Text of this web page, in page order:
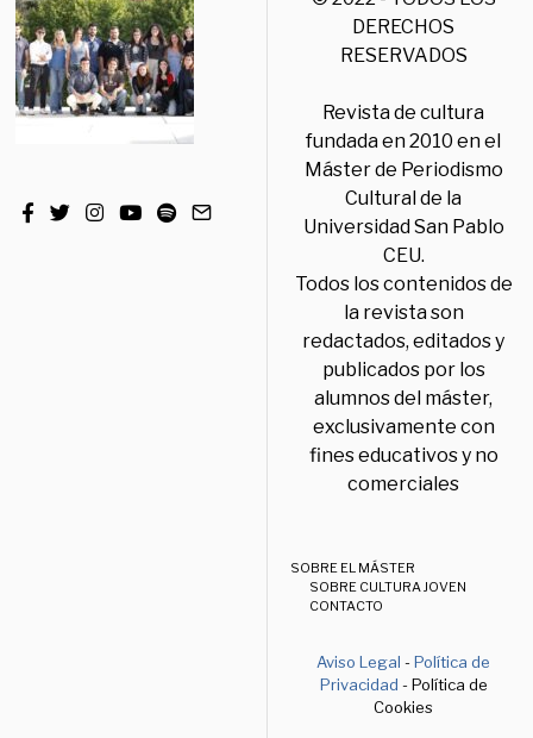
DERECHOS
RESERVADOS
Revista de cultura
fundada en 2010 en el
Máster de Periodismo
Cultural de la
Universidad San Pablo
CEU.
Todos los contenidos de
la revista son
redactados, editados y
publicados por los
alumnos del máster,
exclusivamente con
fines educativos y no
comerciales
SOBRE EL MÁSTER
SOBRE CULTURA JOVEN
CONTACTO
Aviso Legal -Política de
Privacidad - Política de
Cookies